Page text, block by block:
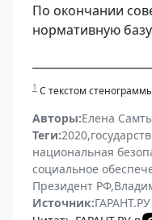
По окончании
нормативную
1 С текстом
Авторы:Елена
Теги:2020,
национальная
социальное
Президент РФ,
Источник:ГАРАНТ.РУ